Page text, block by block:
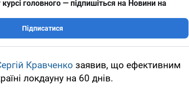
головного — підпишіться на Новини на
Підписатися
Кравченко заявив, що ефективним
локдауну на 60 днів.